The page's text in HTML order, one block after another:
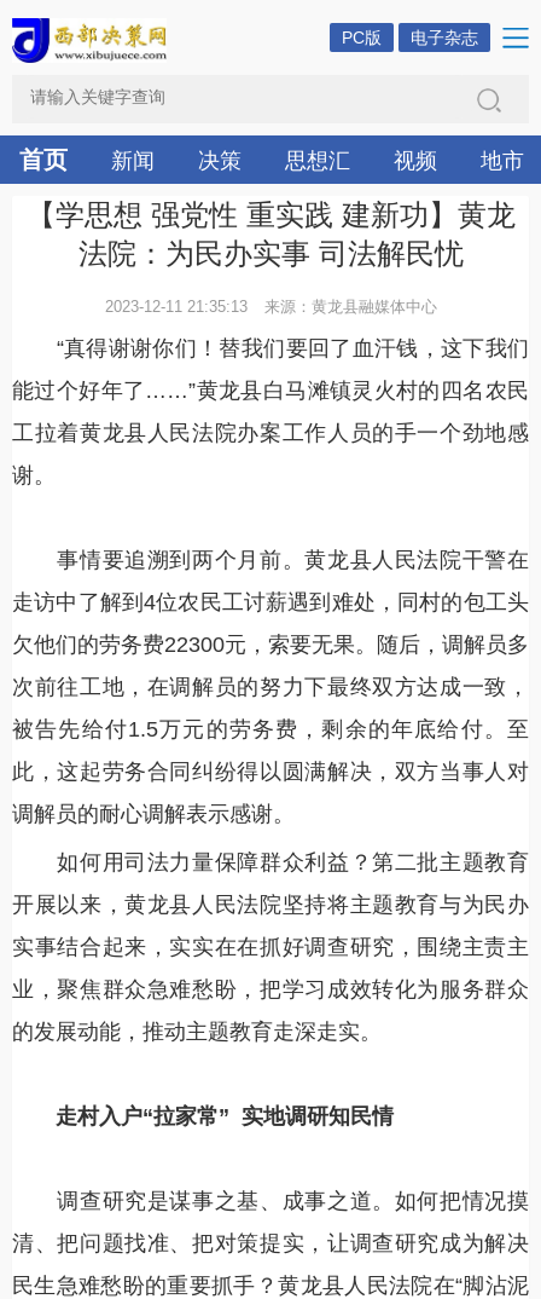
PC版 电子杂志
首页 新闻 决策 思想汇 视频 地市
【学思想 强党性 重实践 建新功】黄龙
法院：为民办实事 司法解民忧
2023-12-11 21:35:13 来源：黄龙县融媒体中心
“真得谢谢你们！替我们要回了血汗钱，这下我们
能过个好年了……”黄龙县白马滩镇灵火村的四名农民
工拉着黄龙县人民法院办案工作人员的手一个劲地感
谢。
事情要追溯到两个月前。黄龙县人民法院干警在
走访中了解到4位农民工讨薪遇到难处，同村的包工头
欠他们的劳务费22300元，索要无果。随后，调解员多
次前往工地，在调解员的努力下最终双方达成一致，
被告先给付1.5万元的劳务费，剩余的年底给付。至
此，这起劳务合同纠纷得以圆满解决，双方当事人对
调解员的耐心调解表示感谢。
如何用司法力量保障群众利益？第二批主题教育
开展以来，黄龙县人民法院坚持将主题教育与为民办
实事结合起来，实实在在抓好调查研究，围绕主责主
业，聚焦群众急难愁盼，把学习成效转化为服务群众
的发展动能，推动主题教育走深走实。
走村入户“拉家常” 实地调研知民情
调查研究是谋事之基、成事之道。如何把情况摸
清、把问题找准、把对策提实，让调查研究成为解决
民生急难愁盼的重要抓手？黄龙县人民法院在“脚沾泥